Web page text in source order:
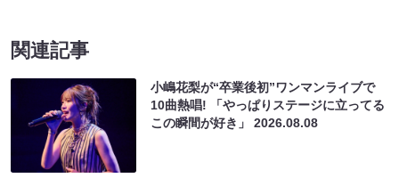
関連記事
小嶋花梨が“卒業後初”ワンマンライブで
10曲熱唱! 「やっぱりステージに立ってる
この瞬間が好き」2026.08.08